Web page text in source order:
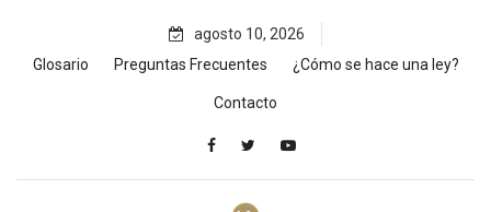
content
agosto 10, 2026
Glosario
Preguntas Frecuentes ¿Cómo se hace una ley?
Contacto